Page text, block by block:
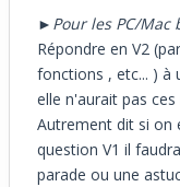
► Pour les PC/Mac
Répondre en V2
fonctions , etc... ) à
elle n'aurait pas
Autrement dit si on
question V1 il
parade ou une